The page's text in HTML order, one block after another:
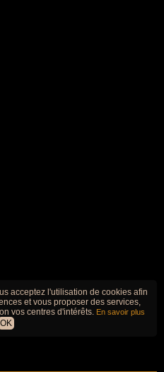
acceptez l'utilisation de cookies afin
et vous proposer des services,
vos centres d'intérêts. En savoir plus
OK